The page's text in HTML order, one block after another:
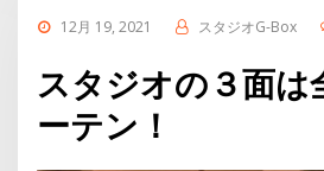
12月 19, 2021 スタジオG-Box
スタジオの３面は
ーテン！